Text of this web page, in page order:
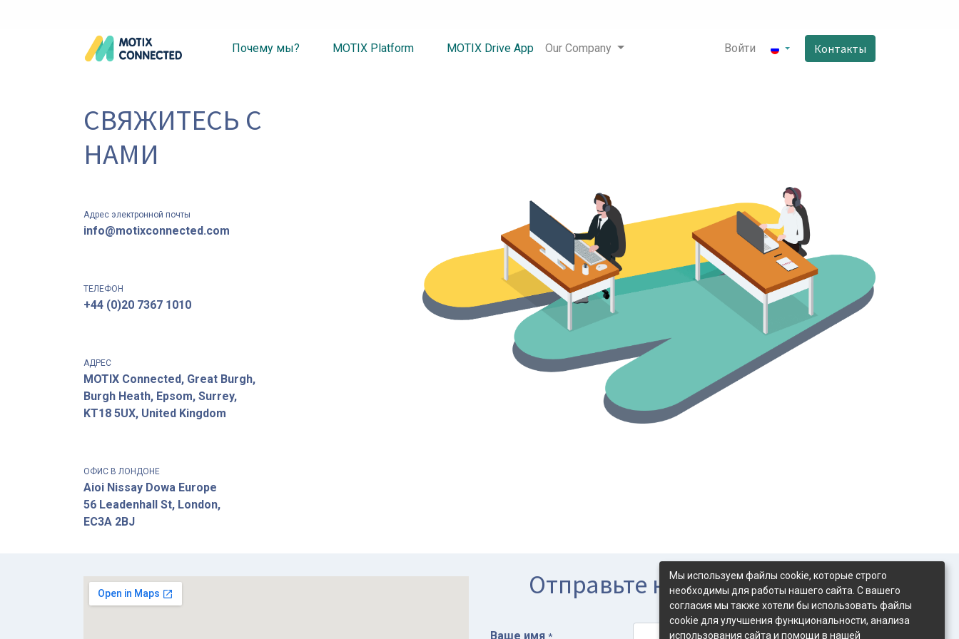
Почему мы? MOTIX Platform MOTIX Drive App Our Company Войти Контакты
СВЯЖИТЕСЬ С
НАМИ​
Адрес электронной почты
info@motixconnected.com
ТЕЛЕФОН
+44 (0)20 7367 1010
АДРЕС
MOTIX Connected, Great Burgh,
Burgh Heath, Epsom, Surrey,
KT18 5UX, United Kingdom
ОФИС В ЛОНДОНЕ
Aioi Nissay Dowa Europe
56 Leadenhall St, London,
EC3A 2BJ
Отправьте нам сообщение!
Ваше имя *
Мы используем файлы cookie, которые строго
необходимы для работы нашего сайта. С вашего
согласия мы также хотели бы использовать файлы
cookie для улучшения функциональности, анализа
использования сайта и помощи в нашей